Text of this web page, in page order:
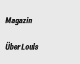
Magazin
Über Louis